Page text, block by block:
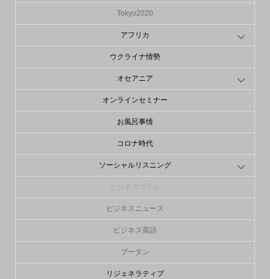
Tokyo2020
アフリカ
ウクライナ情勢
オセアニア
オンラインセミナー
お風呂事情
コロナ時代
ソーシャルリスニング
ビジネスコラム
ビジネスニュース
ビジネス英語
ブータン
リジェネラティブ